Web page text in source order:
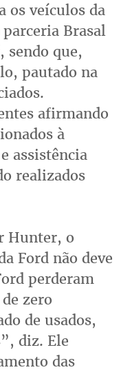
os veículos da
parceria Brasal
sendo que,
pautado na
afirmando
à
assistência
realizados
Hunter, o
Ford não deve
perderam
zero
de usados,
diz. Ele
das